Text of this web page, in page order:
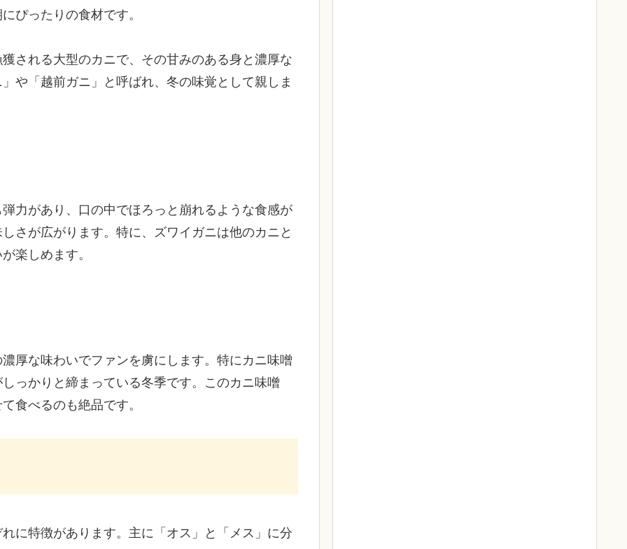
ぴったりの食材です。
される大型のカニで、その甘みのある身と濃厚な
や「越前ガニ」と呼ばれ、冬の味覚として親しま
力があり、口の中でほろっと崩れるような食感が
さが広がります。特に、ズワイガニは他のカニと
楽しめます。
厚な味わいでファンを虜にします。特にカニ味噌
っかりと締まっている冬季です。このカニ味噌
食べるのも絶品です。
に特徴があります。主に「オス」と「メス」に分